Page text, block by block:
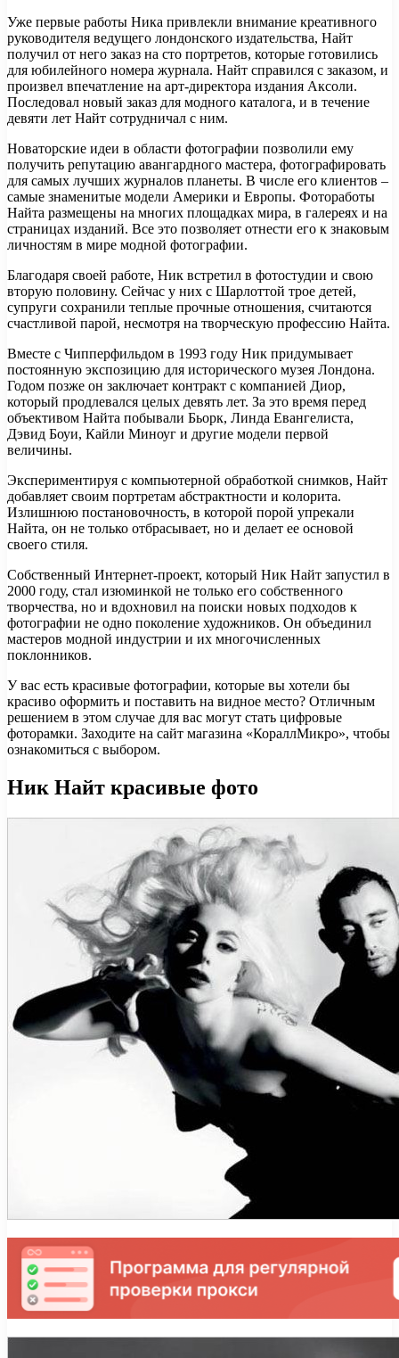
Уже первые работы Ника привлекли внимание креативного
руководителя ведущего лондонского издательства, Найт
получил от него заказ на сто портретов, которые готовились
для юбилейного номера журнала. Найт справился с заказом, и
произвел впечатление на арт-директора издания Аксоли.
Последовал новый заказ для модного каталога, и в течение
девяти лет Найт сотрудничал с ним.
Новаторские идеи в области фотографии позволили ему
получить репутацию авангардного мастера, фотографировать
для самых лучших журналов планеты. В числе его клиентов –
самые знаменитые модели Америки и Европы. Фотоработы
Найта размещены на многих площадках мира, в галереях и на
страницах изданий. Все это позволяет отнести его к знаковым
личностям в мире модной фотографии.
Благодаря своей работе, Ник встретил в фотостудии и свою
вторую половину. Сейчас у них с Шарлоттой трое детей,
супруги сохранили теплые прочные отношения, считаются
счастливой парой, несмотря на творческую профессию Найта.
Вместе с Чипперфильдом в 1993 году Ник придумывает
постоянную экспозицию для исторического музея Лондона.
Годом позже он заключает контракт с компанией Диор,
который продлевался целых девять лет. За это время перед
объективом Найта побывали Бьорк, Линда Евангелиста,
Дэвид Боуи, Кайли Миноуг и другие модели первой
величины.
Экспериментируя с компьютерной обработкой снимков, Найт
добавляет своим портретам абстрактности и колорита.
Излишнюю постановочность, в которой порой упрекали
Найта, он не только отбрасывает, но и делает ее основой
своего стиля.
Собственный Интернет-проект, который Ник Найт запустил в
2000 году, стал изюминкой не только его собственного
творчества, но и вдохновил на поиски новых подходов к
фотографии не одно поколение художников. Он объединил
мастеров модной индустрии и их многочисленных
поклонников.
У вас есть красивые фотографии, которые вы хотели бы
красиво оформить и поставить на видное место? Отличным
решением в этом случае для вас могут стать цифровые
фоторамки. Заходите на сайт магазина «КораллМикро», чтобы
ознакомиться с выбором.
Ник Найт красивые фото